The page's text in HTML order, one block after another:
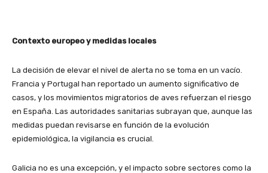
Contexto europeo y medidas locales
La decisión de elevar el nivel de alerta no se toma en un vacío.
Francia y Portugal han reportado un aumento significativo de
casos, y los movimientos migratorios de aves refuerzan el riesgo
en España. Las autoridades sanitarias subrayan que, aunque las
medidas puedan revisarse en función de la evolución
epidemiológica, la vigilancia es crucial.
Galicia no es una excepción, y el impacto sobre sectores como la